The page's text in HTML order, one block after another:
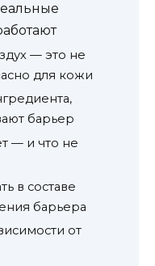
— это не
для кожи
барьер
— и что не
в составе
барьера
от